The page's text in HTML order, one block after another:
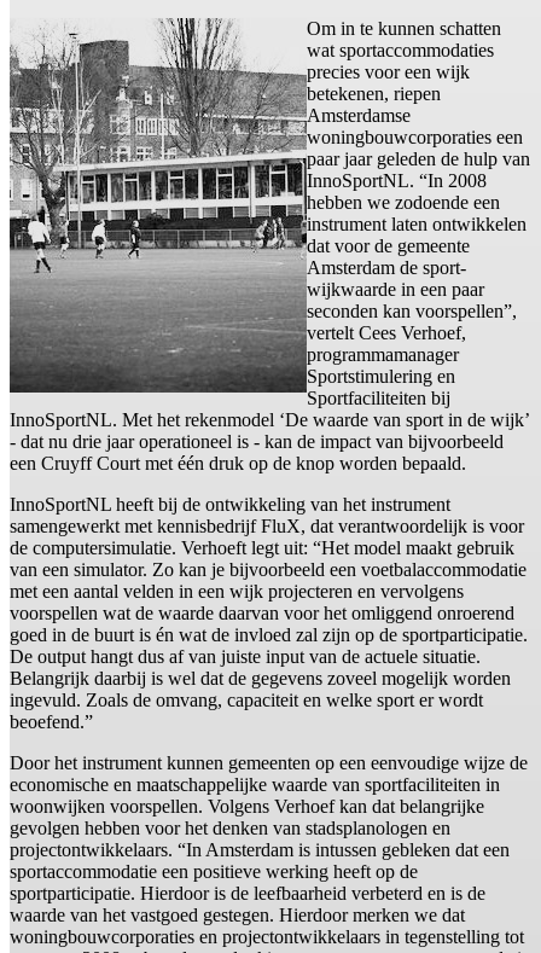
Om in te kunnen schatten
wat sportaccommodaties
precies voor een wijk
betekenen, riepen
Amsterdamse
woningbouwcorporaties een
paar jaar geleden de hulp van
InnoSportNL. “In 2008
hebben we zodoende een
instrument laten ontwikkelen
dat voor de gemeente
Amsterdam de sport-
wijkwaarde in een paar
seconden kan voorspellen”,
vertelt Cees Verhoef,
programmamanager
Sportstimulering en
Sportfaciliteiten bij
InnoSportNL. Met het rekenmodel ‘De waarde van sport in de wijk’
- dat nu drie jaar operationeel is - kan de impact van bijvoorbeeld
een Cruyff Court met één druk op de knop worden bepaald.
InnoSportNL heeft bij de ontwikkeling van het instrument
samengewerkt met kennisbedrijf FluX, dat verantwoordelijk is voor
de computersimulatie. Verhoeft legt uit: “Het model maakt gebruik
van een simulator. Zo kan je bijvoorbeeld een voetbalaccommodatie
met een aantal velden in een wijk projecteren en vervolgens
voorspellen wat de waarde daarvan voor het omliggend onroerend
goed in de buurt is én wat de invloed zal zijn op de sportparticipatie.
De output hangt dus af van juiste input van de actuele situatie.
Belangrijk daarbij is wel dat de gegevens zoveel mogelijk worden
ingevuld. Zoals de omvang, capaciteit en welke sport er wordt
beoefend.”
Door het instrument kunnen gemeenten op een eenvoudige wijze de
economische en maatschappelijke waarde van sportfaciliteiten in
woonwijken voorspellen. Volgens Verhoef kan dat belangrijke
gevolgen hebben voor het denken van stadsplanologen en
projectontwikkelaars. “In Amsterdam is intussen gebleken dat een
sportaccommodatie een positieve werking heeft op de
sportparticipatie. Hierdoor is de leefbaarheid verbeterd en is de
waarde van het vastgoed gestegen. Hierdoor merken we dat
woningbouwcorporaties en projectontwikkelaars in tegenstelling tot